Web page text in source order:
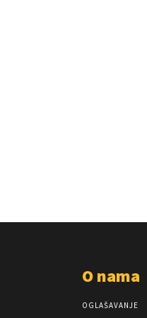
O nama
OGLAŠAVANJE